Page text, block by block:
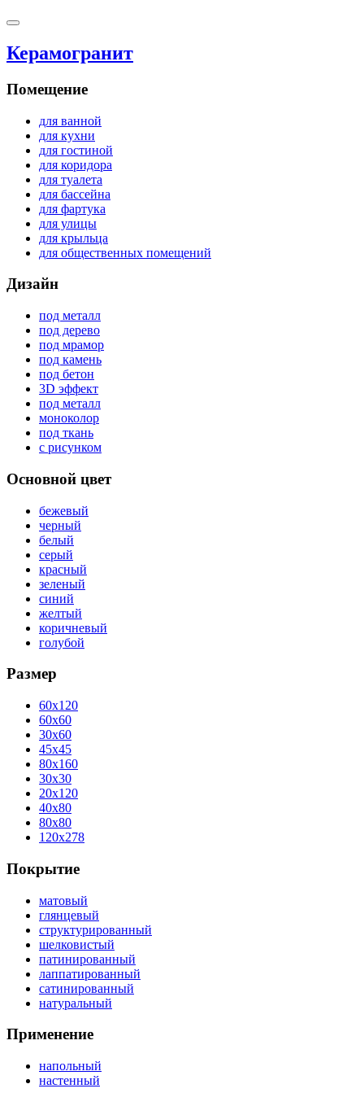
Керамогранит
Помещение
для ванной
для кухни
для гостиной
для коридора
для туалета
для бассейна
для фартука
для улицы
для крыльца
для общественных помещений
Дизайн
под металл
под дерево
под мрамор
под камень
под бетон
3D эффект
под металл
моноколор
под ткань
с рисунком
Основной цвет
бежевый
черный
белый
серый
красный
зеленый
синий
желтый
коричневый
голубой
Размер
60x120
60x60
30x60
45x45
80x160
30x30
20x120
40x80
80x80
120x278
Покрытие
матовый
глянцевый
структурированный
шелковистый
патинированный
лаппатированный
сатинированный
натуральный
Применение
напольный
настенный